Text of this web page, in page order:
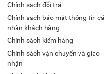
Chính sách đổi trả
Chính sách bảo mật thông tin cá
nhân khách hàng
Chính sách kiểm hàng
Chính sách vận chuyển và giao
nhận